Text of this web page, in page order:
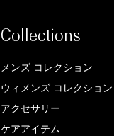
Collections
メンズ コレクション
ウィメンズ コレクション
アクセサリー
ケアアイテム